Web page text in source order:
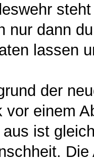
nur dann
lassen
der
vor einem
ist